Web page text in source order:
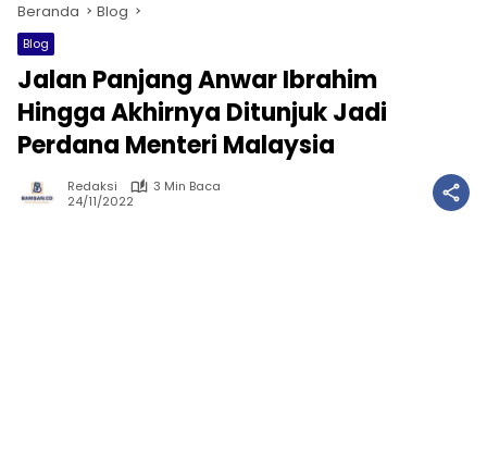
Beranda Blog
Blog
Jalan Panjang Anwar Ibrahim
Hingga Akhirnya Ditunjuk Jadi
Perdana Menteri Malaysia
Redaksi
3 Min Baca
24/11/2022